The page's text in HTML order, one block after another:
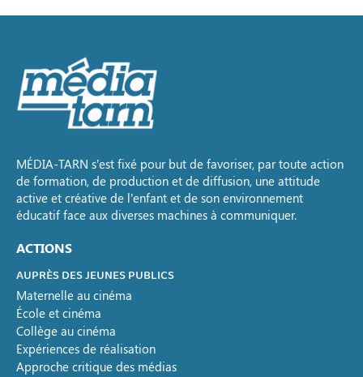
MÉDIA-TARN s’est fixé pour but de favoriser, par toute action
de formation, de production et de diffusion, une attitude
active et créative de l’enfant et de son environnement
éducatif face aux diverses machines à communiquer.
ACTIONS
AUPRÈS DES JEUNES PUBLICS
Maternelle au cinéma
École et cinéma
Collège au cinéma
Expériences de réalisation
Approche critique des médias